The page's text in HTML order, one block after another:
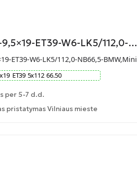
9,5×19-ET39-W6-LK5/112,0-…
ET39-W6-LK5/112,0-NB66,5-BMW,Mini
19 ET39 5x112 66.50
per 5-7 d.d.
pristatymas Vilniaus mieste